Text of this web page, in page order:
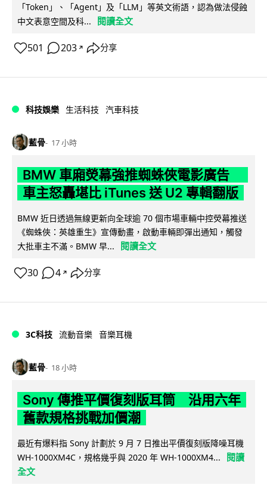
「Token」、「Agent」及「LLM」等英文術語，認為做法侵蝕
中文表意空間及科...
閱讀全文
501 203 ↗ 分享
科技娛樂 生活科技 汽車科技
藍骨 17 小時
BMW 車廂熒幕強推蜘蛛俠電影廣告
車主怒轟堪比 iTunes 送 U2 專輯翻版
BMW 近日透過無線更新向全球逾 70 個市場車輛中控熒幕推送
《蜘蛛俠：英雄重生》宣傳動畫，啟動車輛即彈出通知，觸發
大批車主不滿。BMW 早...
閱讀全文
30 4 ↗ 分享
3C科技 流動音樂 音樂耳機
藍骨 18 小時
Sony 傳推平價復刻版耳筒 沿用六年
舊款規格挑戰加價潮
最近有爆料指 Sony 計劃於 9 月 7 日推出平價復刻版降噪耳機
WH-1000XM4C，規格幾乎與 2020 年 WH-1000XM4...
閱讀
全文